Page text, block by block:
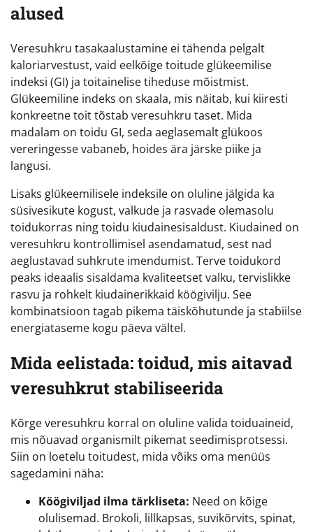
alused
Veresuhkru tasakaalustamine ei tähenda pelgalt
kaloriarvestust, vaid eelkõige toitude glükeemilise
indeksi (GI) ja toitainelise tiheduse mõistmist.
Glükeemiline indeks on skaala, mis näitab, kui kiiresti
konkreetne toit tõstab veresuhkru taset. Mida
madalam on toidu GI, seda aeglasemalt glükoos
vereringesse vabaneb, hoides ära järske piike ja
langusi.
Lisaks glükeemilisele indeksile on oluline jälgida ka
süsivesikute kogust, valkude ja rasvade olemasolu
toidukorras ning toidu kiudainesisaldust. Kiudained on
veresuhkru kontrollimisel asendamatud, sest nad
aeglustavad suhkrute imendumist. Terve toidukord
peaks ideaalis sisaldama kvaliteetset valku, tervislikke
rasvu ja rohkelt kiudainerikkaid köögivilju. See
kombinatsioon tagab pikema täiskõhutunde ja stabiilse
energiataseme kogu päeva vältel.
Mida eelistada: toidud, mis aitavad
veresuhkrut stabiliseerida
Kõrge veresuhkru korral on oluline valida toiduaineid,
mis nõuavad organismilt pikemat seedimisprotsessi.
Siin on loetelu toitudest, mida võiks oma menüüs
sagedamini näha:
Köögiviljad ilma tärkliseta: Need on kõige
olulisemad. Brokoli, lillkapsas, suvikõrvits, spinat,